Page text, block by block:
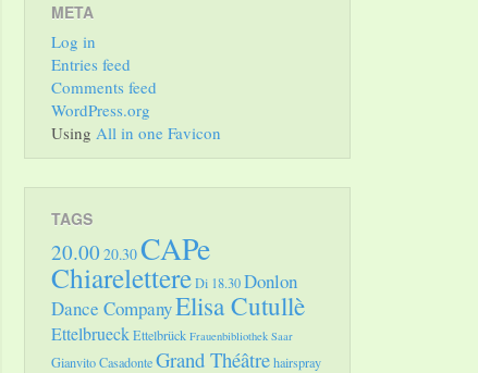
META
Log in
Entries feed
Comments feed
WordPress.org
Using All in one Favicon
TAGS
20.00 20.30CAPe
ChiarelettereDi 18.30Donlon
Dance CompanyElisa Cutullè
EttelbrueckEttelbrück Frauenbibliothek Saar
Gianvito CasadonteGrand Théâtrehairspray